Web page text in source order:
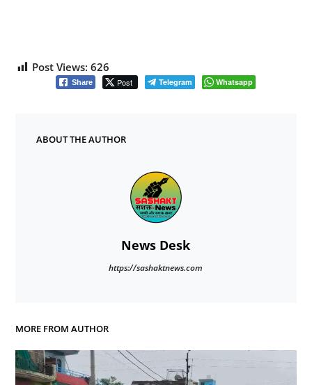
Post Views: 626
Share Post Telegram Whatsapp
ABOUT THE AUTHOR
News Desk
https://sashaktnews.com
MORE FROM AUTHOR